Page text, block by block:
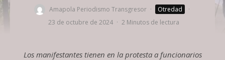
Amapola Periodismo Transgresor · Otredad
·
23 de octubre de 2024 · 2 Minutos de lectura
Los manifestantes tienen en la protesta a funcionarios